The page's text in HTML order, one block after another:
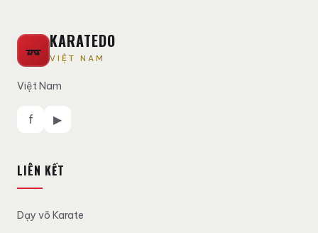
KARATEDO
VIỆT NAM
Việt Nam
f ▶
LIÊN KẾT
Dạy võ Karate